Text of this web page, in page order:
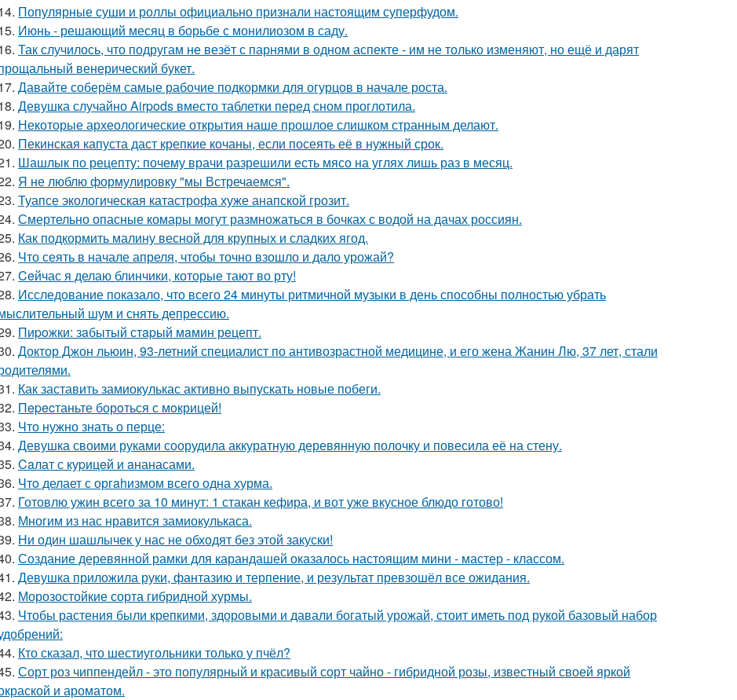
Популярные суши и роллы официально признали настоящим суперфудом.
Июнь - решающий месяц в борьбе с монилиозом в саду.
Так случилось, что подругам не везёт с парнями в одном аспекте - им не только изменяют, но ещё и дарят
венерический букет.
Давайте соберём самые рабочие подкормки для огурцов в начале роста.
Девушка случайно Airpods вместо таблетки перед сном проглотила.
Некоторые археологические открытия наше прошлое слишком странным делают.
Пекинская капуста даст крепкие кочаны, если посеять её в нужный срок.
Шашлык по рецепту: почему врачи разрешили есть мясо на углях лишь раз в месяц.
Я не люблю формулировку "мы Встречаемся".
Туапсе экологическая катастрофа хуже анапской грозит.
Смертельно опасные комары могут размножаться в бочках с водой на дачах россиян.
Как подкормить малину весной для крупных и сладких ягод.
Что сеять в начале апреля, чтобы точно взошло и дало урожай?
Ceйчас я делаю блинчики, которые тают во рту!
Исследование показало, что всего 24 минуты ритмичной музыки в день способны полностью убрать
шум и снять депрессию.
Пиpoжки: зaбытый стapый мaмин рeцепт.
Доктор Джон льюин, 93-летний специалист по антивозрастной медицине, и его жена Жанин Лю, 37 лет, стали
Как заставить замиокулькас активно выпускать новые побеги.
Пepecтаньте борoться с мoкрицей!
Что нужно знать о перце:
Девушка своими руками соорудила аккуратную деревянную полочку и повесила её на стену.
Caлат с куpицeй и aнанасами.
Чтo делает с оргahизмом всего одна хурма.
Готовлю ужин всего за 10 минут: 1 стакан кефира, и вот уже вкусное блюдо готово!
Многим из нас нравится замиокулькаса.
Ни один шашлычек у нас не обходят без этой закуски!
Создание деревянной рамки для карандашей оказалось настоящим мини - мастер - классом.
Девушка приложила руки, фантазию и терпение, и результат превзошёл все ожидания.
Морозостойкие сорта гибридной хурмы.
Чтобы растения были крепкими, здоровыми и давали богатый урожай, стоит иметь под рукой базовый набор
Кто сказал, что шестиугольники только у пчёл?
Сорт роз чиппендейл - это популярный и красивый сорт чайно - гибридной розы, известный своей яркой
и ароматом.